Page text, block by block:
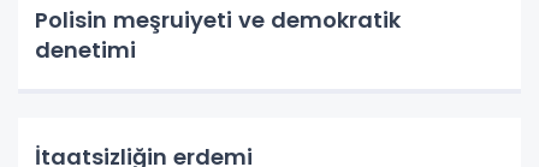
Polisin meşruiyeti ve demokratik
denetimi
İtaatsizliğin erdemi